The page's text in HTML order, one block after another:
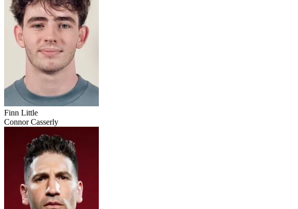
Finn Little
Connor Casserly